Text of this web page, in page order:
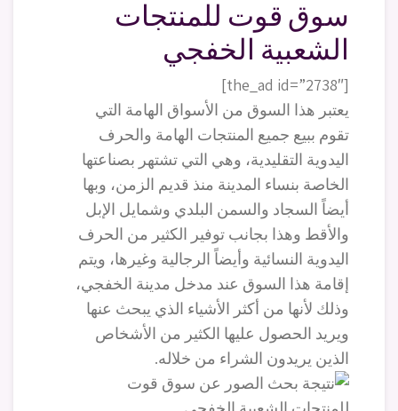
سوق قوت للمنتجات
الشعبية الخفجي
[the_ad id=”2738″]
يعتبر هذا السوق من الأسواق الهامة التي
تقوم ببيع جميع المنتجات الهامة والحرف
اليدوية التقليدية، وهي التي تشتهر بصناعتها
الخاصة بنساء المدينة منذ قديم الزمن، وبها
أيضاً السجاد والسمن البلدي وشمايل الإبل
والأقط وهذا بجانب توفير الكثير من الحرف
اليدوية النسائية وأيضاً الرجالية وغيرها، ويتم
إقامة هذا السوق عند مدخل مدينة الخفجي،
وذلك لأنها من أكثر الأشياء الذي يبحث عنها
ويريد الحصول عليها الكثير من الأشخاص
الذين يريدون الشراء من خلاله.